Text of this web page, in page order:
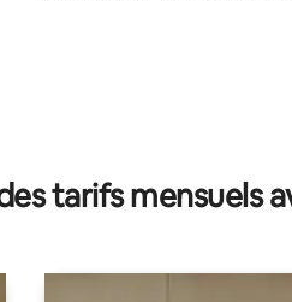
tarifs mensuels